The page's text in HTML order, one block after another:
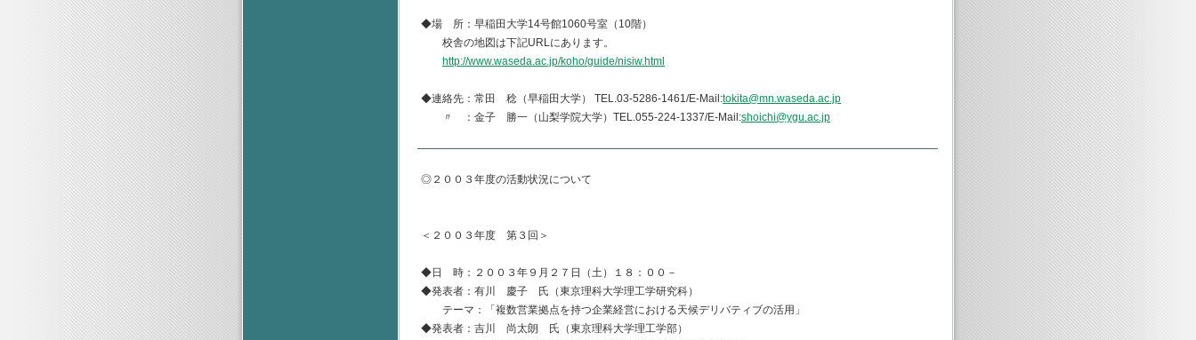
◆場 所：早稲田大学14号館1060号室（10階）
校舎の地図は下記URLにあります。
http://www.waseda.ac.jp/koho/guide/nisiw.html
◆連絡先：常田 稔（早稲田大学） TEL.03-5286-1461/E-Mail:tokita@mn.waseda.ac.jp
〃 ：金子 勝一（山梨学院大学）TEL.055-224-1337/E-Mail:shoichi@ygu.ac.jp
◎２００３年度の活動状況について
＜２００３年度 第３回＞
◆日 時：２００３年９月２７日（土）１８：００－
◆発表者：有川 慶子 氏（東京理科大学理工学研究科）
テーマ：「複数営業拠点を持つ企業経営における天候デリバティブの活用」
◆発表者：吉川 尚太朗 氏（東京理科大学理工学部）